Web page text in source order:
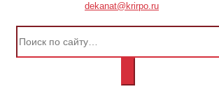
dekanat@krirpo.ru